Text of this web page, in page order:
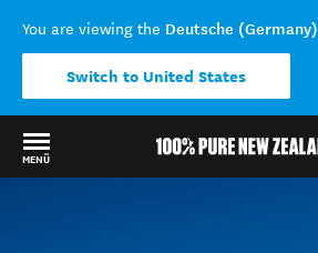
You are viewing the Deutsche (Germany)
Switch to United States
MENÜ